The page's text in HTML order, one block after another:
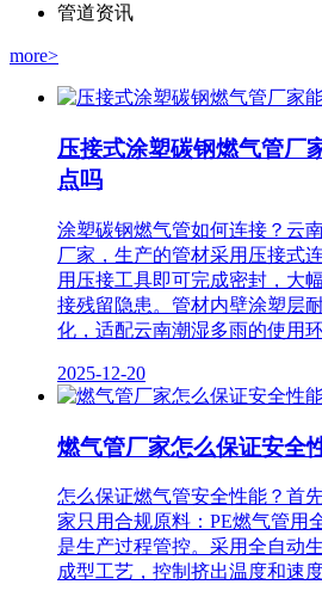
管道资讯
more>
压接式涂塑碳钢燃气管厂
点吗
涂塑碳钢燃气管如何连接？云
厂家，生产的管材采用压接式
用压接工具即可完成密封，大
接残留隐患。管材内壁涂塑层
化，适配云南潮湿多雨的使用环
2025-12-20
燃气管厂家怎么保证安全
怎么保证燃气管安全性能？首
家只用合规原料：PE燃气管用
是生产过程管控。采用全自动
成型工艺，控制挤出温度和速度